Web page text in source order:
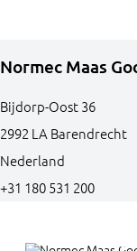
Normec Maas
Bijdorp-Oost36
2992 LABarendrecht
Nederland
+31 180 531 200